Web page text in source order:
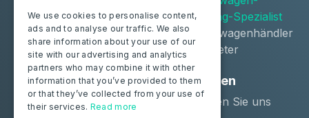
Geschäft
Remarketing-Spezialist
Gebrauchtwagenhändler
Langzeitmieter
Privatpersonen
Zertifizieren Sie Ihre
Ressourcen
Kontaktieren Sie uns
We use cookies to personalise content,
ads and to analyse our traffic. We also
share information about your use of our
site with our advertising and analytics
partners who may combine it with other
information that you’ve provided to them
or that they’ve collected from your use of
their services. Read more